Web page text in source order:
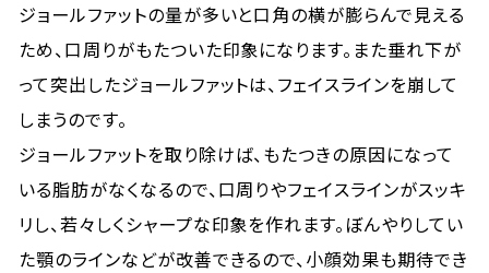
ジョールファットの量が多いと口角の横が膨らんで見える
ため、口周りがもたついた印象になります。また垂れ下が
って突出したジョールファットは、フェイスラインを崩して
しまうのです。
ジョールファットを取り除けば、もたつきの原因になって
いる脂肪がなくなるので、口周りやフェイスラインがスッキ
リし、若々しくシャープな印象を作れます。ぼんやりしてい
た顎のラインなどが改善できるので、小顔効果も期待でき